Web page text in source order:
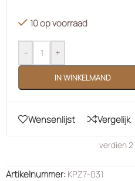
10 op voorraad
- +
IN WINKELMAND
Wensenlijst Vergelijk
verdien2
Artikelnummer:KPZ7-031